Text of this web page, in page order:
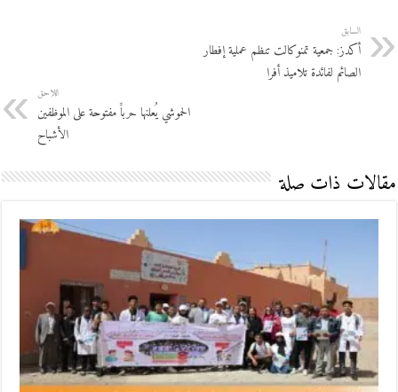
السابق
أكدز: جمعية تمنوكالت تنظم عملية إفطار
الصائم لفائدة تلاميذ أفرا
اللاحق
الحموشي يُعلنها حرباََ مفتوحة على الموظفين
الأشباح
مقالات ذات صلة